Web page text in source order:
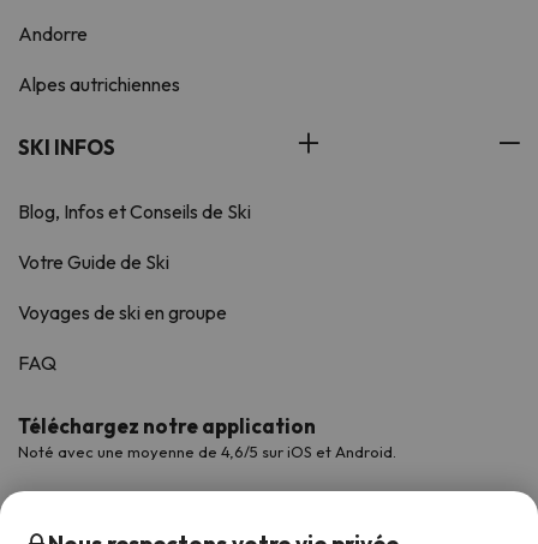
Andorre
Alpes autrichiennes
SKI INFOS
Blog, Infos et Conseils de Ski
Votre Guide de Ski
Voyages de ski en groupe
FAQ
Téléchargez notre application
Noté avec une moyenne de 4,6/5 sur iOS et Android.